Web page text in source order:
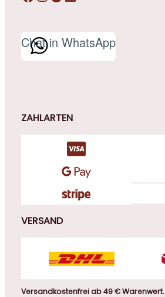
Chat in WhatsApp
ZAHLARTEN
VERSAND
Versandkostenfrei ab 49 € Warenwert.